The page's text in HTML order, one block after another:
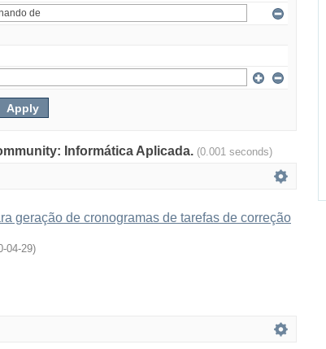
Informática Aplicada. (0.001 seconds)
geração de cronogramas de tarefas de correção
04-29)